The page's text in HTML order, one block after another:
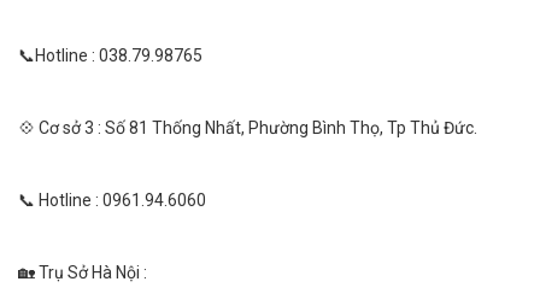
📞Hotline : 038.79.98765
💠 Cơ sở 3 : Số 81 Thống Nhất, Phường Bình Thọ, Tp Thủ Đức.
📞 Hotline : 0961.94.6060
🏡 Trụ Sở Hà Nội :